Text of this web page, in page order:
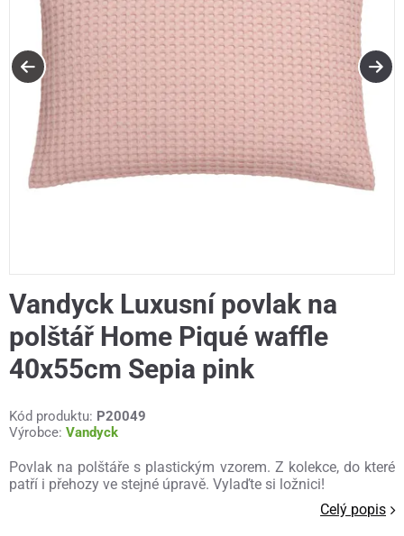
Vandyck Luxusní povlak na
polštář Home Piqué waffle
40x55cm Sepia pink
Kód produktu: P20049
Výrobce: Vandyck
Povlak na polštáře s plastickým vzorem. Z kolekce, do které
patří i přehozy ve stejné úpravě. Vylaďte si ložnici!
Celý popis